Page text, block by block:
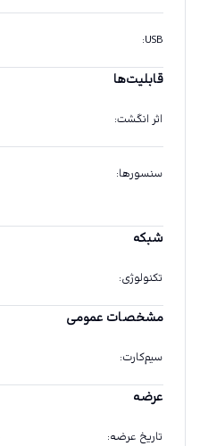
USB
:
قابلیت‌ها
اثر انگشت:
سنسورها:
شبکه
تکنولوژی:
مشخصات عمومی
سیم‌کارت:
عرضه
تاریخ عرضه: